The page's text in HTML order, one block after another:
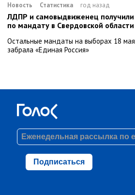
Новость Статистика год назад
ЛДПР и самовыдвиженец получили
по мандату в Свердовской области
Остальные мандаты на выборах 18 мая
забрала «Единая Россия»
Подписаться